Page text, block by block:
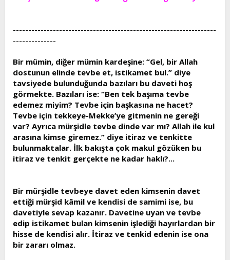
------------------------------------------------------------------
--------------
Bir mümin, diğer mümin kardeşine: “Gel, bir Allah
dostunun elinde tevbe et, istikamet bul.” diye
tavsiyede bulunduğunda bazıları bu daveti hoş
görmekte. Bazıları ise: “Ben tek başıma tevbe
edemez miyim? Tevbe için başkasına ne hacet?
Tevbe için tekkeye-Mekke’ye gitmenin ne gereği
var? Ayrıca mürşidle tevbe dinde var mı? Allah ile kul
arasına kimse giremez.” diye itiraz ve tenkitte
bulunmaktalar. İlk bakışta çok makul gözüken bu
itiraz ve tenkit gerçekte ne kadar haklı?...
Bir mürşidle tevbeye davet eden kimsenin davet
ettiği mürşid kâmil ve kendisi de samimi ise, bu
davetiyle sevap kazanır. Davetine uyan ve tevbe
edip istikamet bulan kimsenin işlediği hayırlardan bir
hisse de kendisi alır. İtiraz ve tenkid edenin ise ona
bir zararı olmaz.